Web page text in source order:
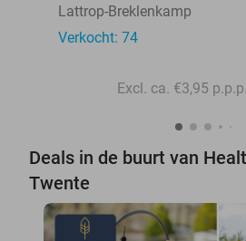
Lattrop-Breklenkamp
Verkocht: 74
Excl. ca. €3,95
Deals in de buurt van
Twente